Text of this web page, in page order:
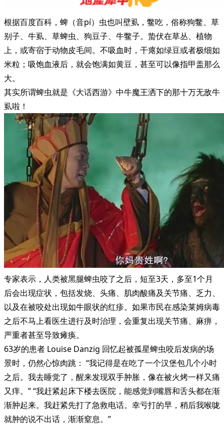
根据百度百科，蜱（音pí）虫也叫壁虱，鳖吃，俗称狗鳖、草
别子、牛虱、草蜱虫、狗豆子、牛鳖子。蛰伏在草丛、植物
上，或寄宿于动物皮毛间。不吸血时，干瘪如绿豆或者极细如
米粒；吸饱血液后，就会饱满如黄豆，甚至可以像指甲盖那么
大。
其实所谓蜱虫就是《大话西游》中牛魔王洒下的那十万无敌牛
虱啦！
专家表示，人类被黑腿蜱虫咬了之后，短至3天，多至1个月
后会出现症状，包括发烧、头痛、肌肉酸痛及关节痛、乏力、
以及在被咬处出现如牛眼状的红疹。如果市民在感染莱姆病毒
之后不马上看医生进行及时治理，会重复出现关节痛、麻痹，
严重者甚至导致瘫痪。
63岁的患者 Louise Danzig 回忆起被孤星蜱虫咬后发病的场
景时，仍然心惊肉跳： “我记得是在吃了一个汉堡包几个小时
之后。我去睡觉了，醒来发现双手肿胀，像在被火烤一样又痛
又痒。” “我赶紧起床下楼去医院，能感觉到嘴唇和舌头都在渐
渐肿起来。我赶紧先打了急救电话。幸亏打的早，稍后我喉咙
就肿的说不出话，渐渐窒息。”